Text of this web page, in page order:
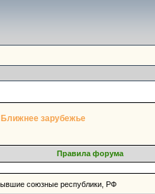
зарубежье
Правила форума
союзные республики, РФ